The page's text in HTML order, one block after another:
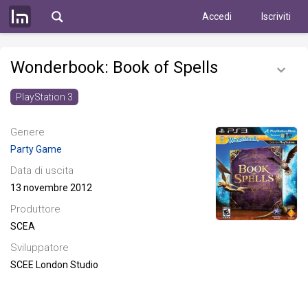
Accedi Iscriviti
Wonderbook: Book of Spells
PlayStation 3
Genere
Party Game
Data di uscita
13 novembre 2012
Produttore
SCEA
Sviluppatore
SCEE London Studio